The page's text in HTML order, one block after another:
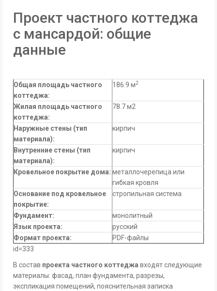
Проект частного коттеджа
с мансардой: общие
данные
Общая площадь частного
коттеджа:
186.9 м2
Жилая площадь частного
коттеджа:
78.7 м2
Наружные стены (тип
материала):
кирпич
Внутренние стены (тип
материала):
кирпич
Кровельное покрытие дома: металлочерепица или
гибкая кровля
Основание под кровельное
покрытие:
стропильная система
Фундамент:
монолитный
Язык проекта:
русский
Формат проекта:
PDF-файлы
id=333
В состав проекта частного коттеджа входят следующие
материалы: фасад, план фундамента, разрезы,
экспликация помещений, пояснительная записка